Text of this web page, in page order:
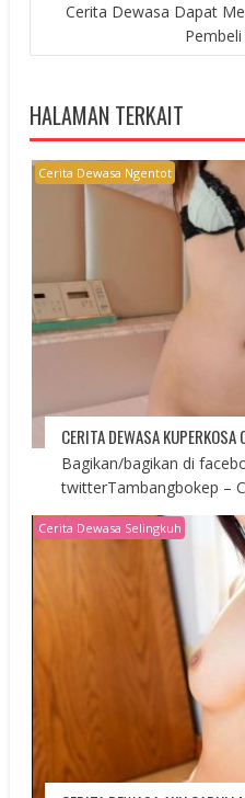
Cerita Dewasa Dapat
HALAMAN TERKAIT
Cerita Dewasa Ngentot
CERITA DEWASA KUPERKOSA
Bagikan/bagikan di
twitterTambangbokep –
Cerita Dewasa Selingkuh